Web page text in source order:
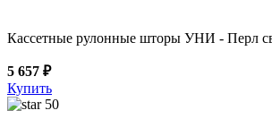
Кассетные рулонные шторы УНИ - Перл
5 657 ₽
Купить
50